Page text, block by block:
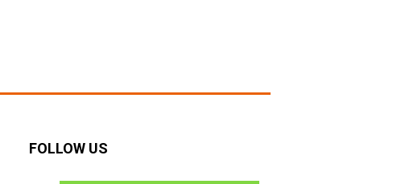
FOLLOW US